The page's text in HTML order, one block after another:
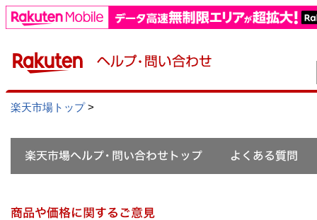
楽天市場トップ>